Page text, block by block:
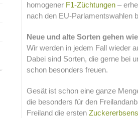
homogener F1-Züchtungen –
nach den EU-Parlamentswahlen
Neue und alte Sorten gehen
Wir werden in jedem Fall wieder
Dabei sind Sorten, die gerne bei
schon besonders freuen.
Gesät ist schon eine ganze
die besonders für den
Freiland die ersten